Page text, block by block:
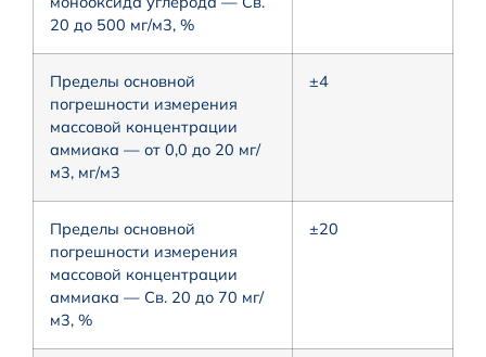
20 до 500 мг/м3, %
Пределы основной
погрешности измерения
массовой концентрации
аммиака — от 0,0 до 20 мг/
м3, мг/м3
±4
Пределы основной
погрешности измерения
массовой концентрации
аммиака — Св. 20 до 70 мг/
м3, %
±20